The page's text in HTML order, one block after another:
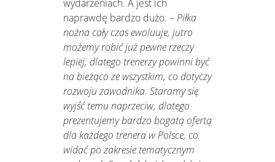
wydarzeniach. A jest ich
naprawdę bardzo dużo. – Piłka
nożna cały czas ewoluuje, jutro
możemy robić już pewne rzeczy
lepiej, dlatego trenerzy powinni być
na bieżąco ze wszystkim, co dotyczy
rozwoju zawodnika. Staramy się
wyjść temu naprzeciw, dlatego
prezentujemy bardzo bogatą ofertą
dla każdego trenera w Polsce, co
widać po zakresie tematycznym